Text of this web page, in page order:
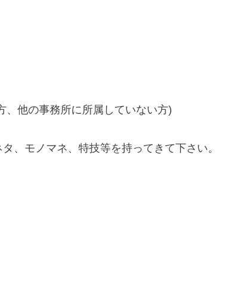
、他の事務所に所属していない方)
、モノマネ、特技等を持ってきて下さい。